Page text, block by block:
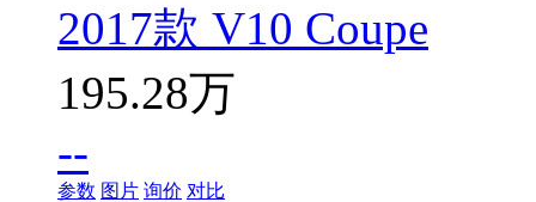
2017款 V10 Coupe
195.28万
--
参数 图片 询价 对比